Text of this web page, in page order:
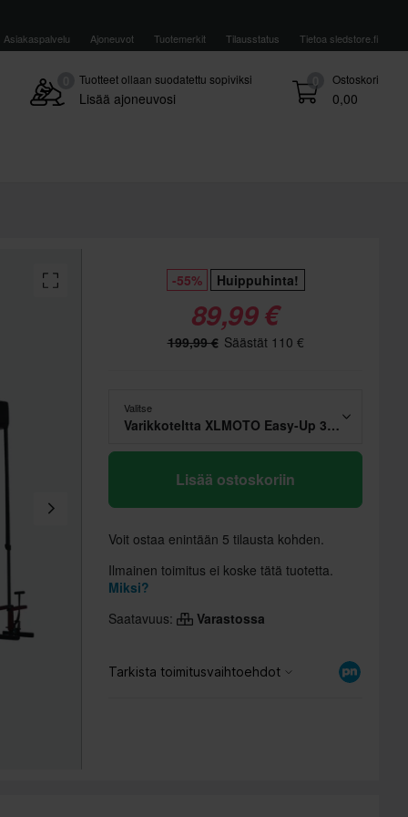
Asiakaspalvelu Ajoneuvot Tuotemerkit Tilausstatus Tietoa sledstore.fi
0 Ostoskori
0,00
Tuotteet ollaan suodatettu sopiviksi
Lisää ajoneuvosi
-55% Huippuhinta!
89,99 €
199,99 € Säästät 110 €
Valitse
Varikkoteltta XLMOTO Easy-Up 3x3m Ilman Seiniä Musta
Lisää ostoskoriin
Voit ostaa enintään 5 tilausta kohden.
Ilmainen toimitus ei koske tätä tuotetta.
Miksi?
Saatavuus:
Varastossa